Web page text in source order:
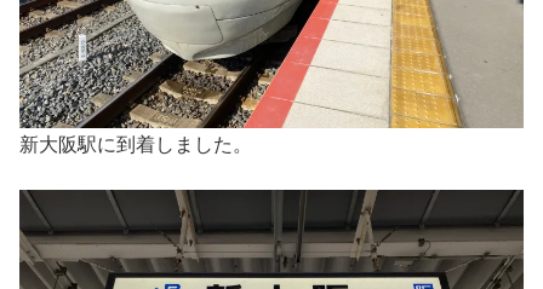
新大阪駅に到着しました。